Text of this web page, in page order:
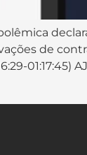
de
01:17:45)